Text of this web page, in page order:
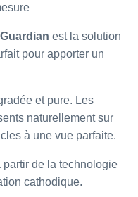
est la solution
pour apporter un
et pure. Les
naturellement sur
à une vue parfaite.
partir de la technologie
cathodique.